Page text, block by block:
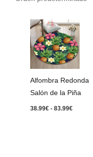
Alfombra Redonda
Salón de la Piña
38.99€ - 83.99€
Rango
de
precios:
desde
38.99€
hasta
83.99€